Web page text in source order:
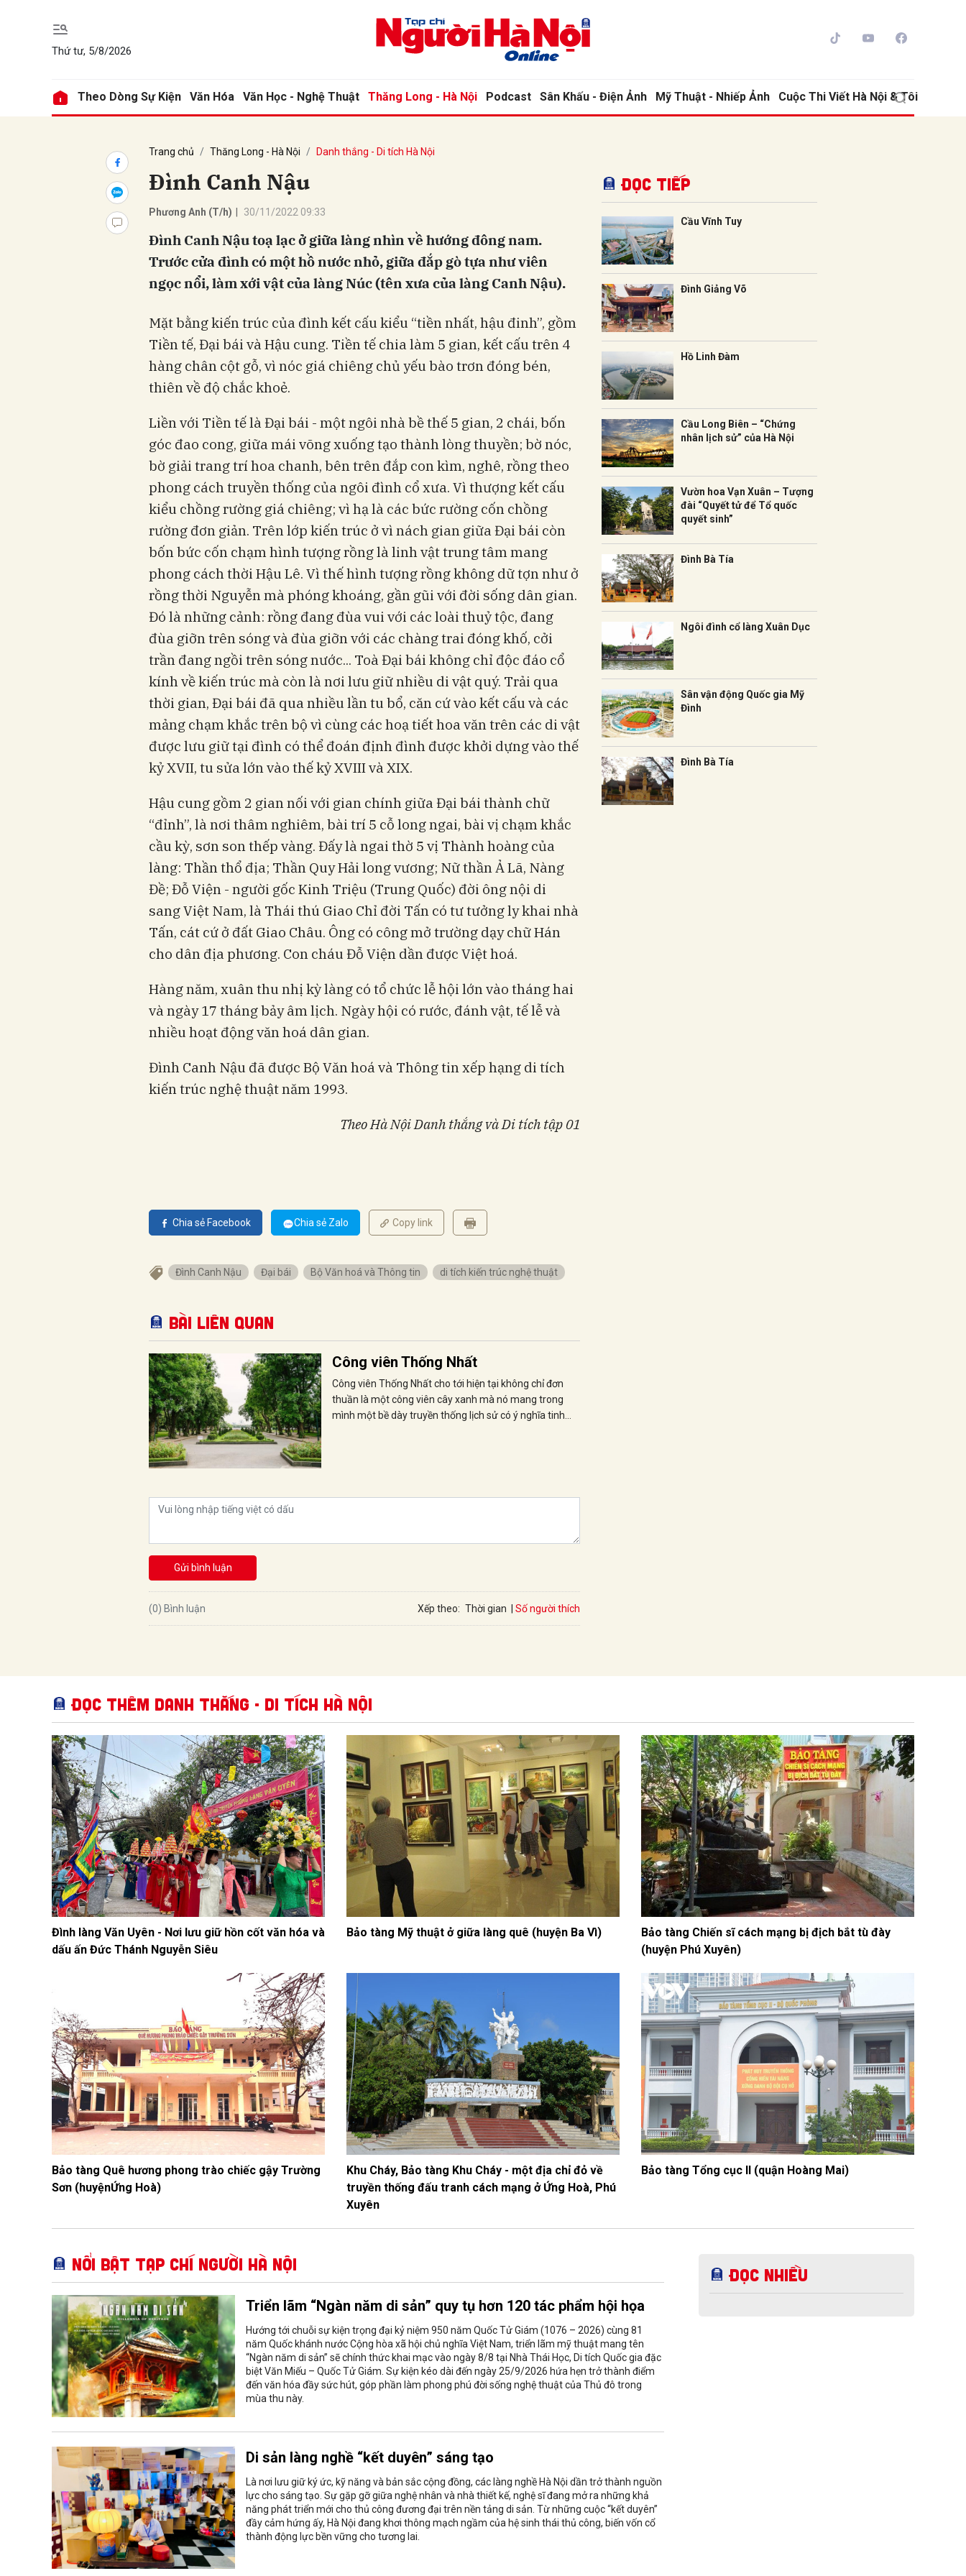
Thứ tư, 5/8/2026
Theo Dòng Sự Kiện Văn Hóa Văn Học - Nghệ Thuật Thăng Long - Hà Nội Podcast Sân Khấu - Điện Ảnh Mỹ Thuật - Nhiếp Ảnh Cuộc Thi Viết Hà Nội & Tôi
Trang chủ Thăng Long - Hà Nội Danh thắng - Di tích Hà Nội
Đình Canh Nậu
Phương Anh (T/h) 30/11/2022 09:33
Đình Canh Nậu toạ lạc ở giữa làng nhìn về hướng đông nam.
Trước cửa đình có một hồ nước nhỏ, giữa đắp gò tựa như viên
ngọc nổi, làm xới vật của làng Núc (tên xưa của làng Canh Nậu).
Mặt bằng kiến trúc của đình kết cấu kiểu “tiền nhất, hậu đinh”, gồm
Tiền tế, Đại bái và Hậu cung. Tiền tế chia làm 5 gian, kết cấu trên 4
hàng chân cột gỗ, vì nóc giá chiêng chủ yếu bào trơn đóng bén,
thiên về độ chắc khoẻ.
Liền với Tiền tế là Đại bái - một ngôi nhà bề thế 5 gian, 2 chái, bốn
góc đao cong, giữa mái võng xuống tạo thành lòng thuyền; bờ nóc,
bờ giải trang trí hoa chanh, bên trên đắp con kìm, nghê, rồng theo
phong cách truyền thống của ngôi đình cổ xưa. Vì thượng kết cấu
kiểu chồng rường giá chiêng; vì hạ là các bức rường cốn chồng
rường đơn giản. Trên lớp kiến trúc ở vì nách gian giữa Đại bái còn
bốn bức cốn chạm hình tượng rồng là linh vật trung tâm mang
phong cách thời Hậu Lê. Vì thế hình tượng rồng không dữ tợn như ở
rồng thời Nguyễn mà phóng khoáng, gần gũi với đời sống dân gian.
Đó là những cảnh: rồng đang đùa vui với các loài thuỷ tộc, đang
đùa giỡn trên sóng và đùa giỡn với các chàng trai đóng khố, cởi
trần đang ngồi trên sóng nước... Toà Đại bái không chỉ độc đáo cổ
kính về kiến trúc mà còn là nơi lưu giữ nhiều di vật quý. Trải qua
thời gian, Đại bái đã qua nhiều lần tu bổ, căn cứ vào kết cấu và các
mảng chạm khắc trên bộ vì cùng các hoạ tiết hoa văn trên các di vật
được lưu giữ tại đình có thể đoán định đình được khởi dựng vào thế
kỷ XVII, tu sửa lớn vào thế kỷ XVIII và XIX.
Hậu cung gồm 2 gian nối với gian chính giữa Đại bái thành chữ
“đỉnh”, là nơi thâm nghiêm, bài trí 5 cỗ long ngai, bài vị chạm khắc
cầu kỳ, sơn son thếp vàng. Đấy là ngai thờ 5 vị Thành hoàng của
làng: Thần thổ địa; Thần Quy Hải long vương; Nữ thần Ả Lã, Nàng
Đề; Đỗ Viện - người gốc Kinh Triệu (Trung Quốc) đời ông nội di
sang Việt Nam, là Thái thú Giao Chỉ đời Tấn có tư tưởng ly khai nhà
Tấn, cát cứ ở đất Giao Châu. Ông có công mở trường dạy chữ Hán
cho dân địa phương. Con cháu Đỗ Viện dần được Việt hoá.
Hàng năm, xuân thu nhị kỳ làng có tổ chức lễ hội lớn vào tháng hai
và ngày 17 tháng bảy âm lịch. Ngày hội có rước, đánh vật, tế lễ và
nhiều hoạt động văn hoá dân gian.
Đình Canh Nậu đã được Bộ Văn hoá và Thông tin xếp hạng di tích
kiến trúc nghệ thuật năm 1993.
Theo Hà Nội Danh thắng và Di tích tập 01
Chia sẻ Facebook Chia sẻ Zalo Copy link
Đình Canh Nậu Đại bái Bộ Văn hoá và Thông tin di tích kiến trúc nghệ thuật
Bài liên quan
Công viên Thống Nhất
Công viên Thống Nhất cho tới hiện tại không chỉ đơn
thuần là một công viên cây xanh mà nó mang trong
mình một bề dày truyền thống lịch sử có ý nghĩa tinh
Gửi bình luận
(0) Bình luận Xếp theo: Thời gian Số người thích
Đọc tiếp
Cầu Vĩnh Tuy
Đình Giảng Võ
Hồ Linh Đàm
Cầu Long Biên – “Chứng
nhân lịch sử” của Hà Nội
Vườn hoa Vạn Xuân – Tượng
đài “Quyết tử để Tổ quốc
quyết sinh”
Đình Bà Tía
Ngôi đình cổ làng Xuân Dục
Sân vận động Quốc gia Mỹ
Đình
Đình Bà Tía
Đọc thêm Danh thắng - Di tích Hà Nội
Đình làng Văn Uyên - Nơi lưu giữ hồn cốt văn hóa và
dấu ấn Đức Thánh Nguyễn Siêu
Bảo tàng Mỹ thuật ở giữa làng quê (huyện Ba Vì)
Bảo tàng Chiến sĩ cách mạng bị địch bắt tù đày
(huyện Phú Xuyên)
Bảo tàng Quê hương phong trào chiếc gậy Trường
Sơn (huyệnỨng Hoà)
Khu Cháy, Bảo tàng Khu Cháy - một địa chỉ đỏ về
truyền thống đấu tranh cách mạng ở Ứng Hoà, Phú
Xuyên
Bảo tàng Tổng cục II (quận Hoàng Mai)
Nổi bật Tạp chí Người Hà Nội
Triển lãm “Ngàn năm di sản” quy tụ hơn 120 tác phẩm hội họa
Hướng tới chuỗi sự kiện trọng đại kỷ niệm 950 năm Quốc Tử Giám (1076 – 2026) cùng 81
năm Quốc khánh nước Cộng hòa xã hội chủ nghĩa Việt Nam, triển lãm mỹ thuật mang tên
“Ngàn năm di sản” sẽ chính thức khai mạc vào ngày 8/8 tại Nhà Thái Học, Di tích Quốc gia đặc
biệt Văn Miếu – Quốc Tử Giám. Sự kiện kéo dài đến ngày 25/9/2026 hứa hẹn trở thành điểm
đến văn hóa đầy sức hút, góp phần làm phong phú đời sống nghệ thuật của Thủ đô trong
mùa thu này.
Di sản làng nghề “kết duyên” sáng tạo
Là nơi lưu giữ ký ức, kỹ năng và bản sắc cộng đồng, các làng nghề Hà Nội dần trở thành nguồn
lực cho sáng tạo. Sự gặp gỡ giữa nghệ nhân và nhà thiết kế, nghệ sĩ đang mở ra những khả
năng phát triển mới cho thủ công đương đại trên nền tảng di sản. Từ những cuộc “kết duyên”
đầy cảm hứng ấy, Hà Nội đang khơi thông mạch ngầm của hệ sinh thái thủ công, biến vốn cổ
thành động lực bền vững cho tương lai.
Đọc nhiều
Gửi